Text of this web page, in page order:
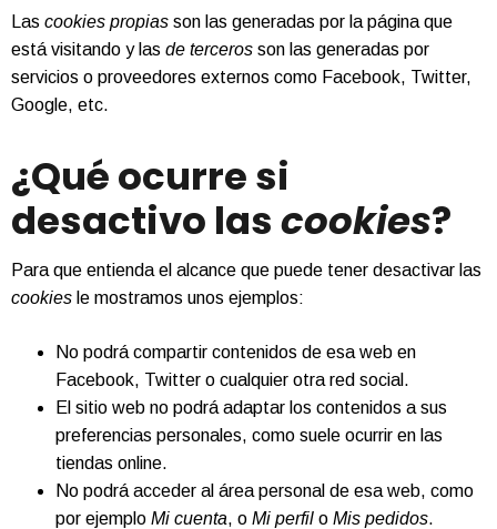
Las cookies propias son las generadas por la página que
está visitando y las de terceros son las generadas por
servicios o proveedores externos como Facebook, Twitter,
Google, etc.
¿Qué ocurre si
desactivo lascookies?
Para que entienda el alcance que puede tener desactivar las
cookies le mostramos unos ejemplos:
No podrá compartir contenidos de esa web en
Facebook, Twitter o cualquier otra red social.
El sitio web no podrá adaptar los contenidos a sus
preferencias personales, como suele ocurrir en las
tiendas online.
No podrá acceder al área personal de esa web, como
por ejemplo Mi cuenta, o Mi perfil o Mis pedidos.